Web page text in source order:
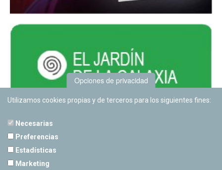
Opciones de privacidad
Utilizamos cookies propias y de terceros para los siguientes fines:
Necesarias
Preferencias
Estadísticas
Marketing